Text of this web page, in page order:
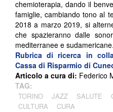
chemioterapia, dando il
famiglie, cambiando tono al
2018 a marzo 2019, si
che spazieranno dalle
mediterranee e sudamericane.
Rubrica di ricerca in
Cassa di Risparmio di
Articolo a cura di: Federico
TAG:
TORINO JAZZ SALUTE
CULTURA
CURA